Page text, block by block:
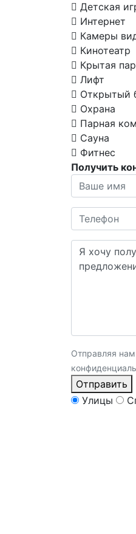
Детская
Интернет
Камеры
Кинотеатр
Крытая
Лифт
Открытый
Охрана
Парная
Сауна
Фитнес
Получить
Отправляя
Отправить
Улицы